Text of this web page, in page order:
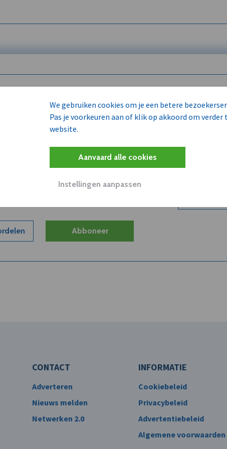
We gebruiken cookies om je een betere
Pas je voorkeuren aan of klik op akkoord om verder
website.
Aanvaard alle cookies
Instellingen aanpassen
is enkel voor
onze archieven
klanten, concurrenten en/of partners
Abboneer
Wilt u niet
Word
CONTACT
Adverteren
Nieuws melden
Netwerken 2.0
INFORMATIE
Cookiebeleid
Privacybeleid
Advertentiebeleid
Algemene voorwaarden